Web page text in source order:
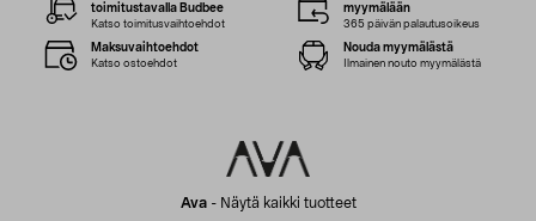
Ava- Näytä kaikki tuotteet
toimitustavalla Budbee
Katso toimitusvaihtoehdot
myymälään
365 päivän palautusoikeus
Maksuvaihtoehdot
Katso ostoehdot
Nouda myymälästä
Ilmainen nouto myymälästä